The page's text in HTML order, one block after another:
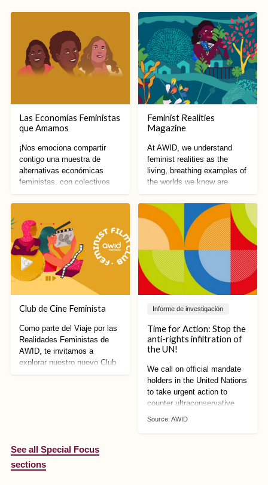
Las Economías Feministas
que Amamos
¡Nos emociona compartir
contigo una muestra de
alternativas económicas
feministas, con colectivos
mundo!
Feminist Realities
Magazine
At AWID, we understand
feminist realities as the
living, breathing examples of
the worlds we know are
Club de Cine Feminista
Como parte del Viaje por las
Realidades Feministas de
AWID, te invitamos a
explorar nuestro nuevo Club
Informe de investigación
Time for Action: Stop the
anti-rights infiltration of
the UN!
We call on official mandate
holders in the United Nations
to take urgent action to
counter ultraconservative
Source: AWID
See all Special Focus
sections